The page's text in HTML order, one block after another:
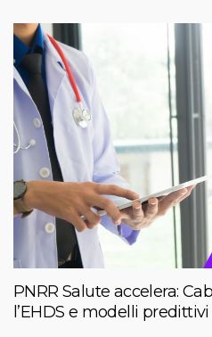
PNRR Salute accelera:
l’EHDS e modelli predittivi